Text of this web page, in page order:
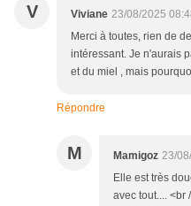
V Viviane 23/08/2025
Merci à toutes, rien de
intéressant. Je n'aurais
et du miel , mais
Répondre
M Mamigoz 23/
Elle est très
avec tout.... <br